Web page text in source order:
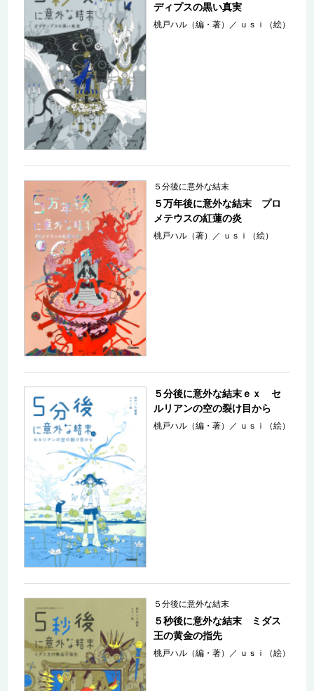
ディプスの黒い真実
桃戸ハル（編・著） ／ ｕｓｉ（絵）
５分後に意外な結末
５万年後に意外な結末 プロ
メテウスの紅蓮の炎
桃戸ハル（著） ／ ｕｓｉ（絵）
５分後に意外な結末ｅｘ セ
ルリアンの空の裂け目から
桃戸ハル（編・著） ／ ｕｓｉ（絵）
５分後に意外な結末
５秒後に意外な結末 ミダス
王の黄金の指先
桃戸ハル（編・著） ／ ｕｓｉ（絵）